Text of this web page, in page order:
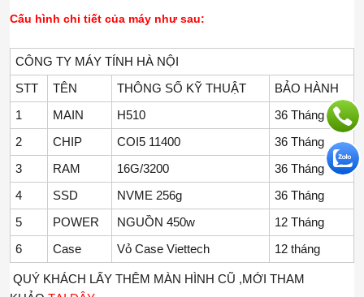
Cấu hình chi tiết của máy như sau:
CÔNG TY MÁY TÍNH HÀ NỘI
STT
TÊN THÔNG SỐ KỸ THUẬT
BẢO HÀNH
1
MAIN H510
36 Tháng
2
CHIP COI5 11400
36 Tháng
3
RAM 16G/3200
36 Tháng
4
SSD NVME 256g
36 Tháng
5
POWER NGUỒN 450w
12 Tháng
6
Case Vỏ Case Viettech 12 tháng
QUÝ KHÁCH LẤY THÊM MÀN HÌNH CŨ ,MỚI THAM